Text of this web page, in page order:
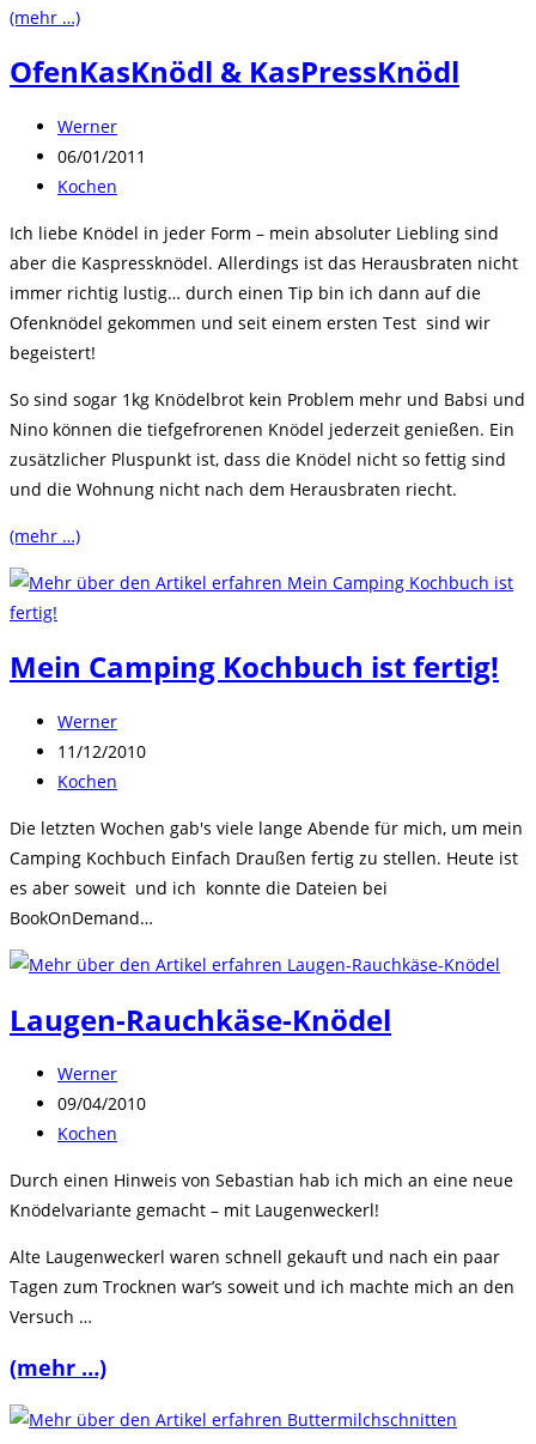
(mehr …)
OfenKasKnödl & KasPressKnödl
Beitrags-
Autor:
Werner
Beitrag
veröffentlicht:
06/01/2011
Beitrags-
Kochen
Ich liebe Knödel in jeder Form – mein absoluter Liebling sind
aber die Kaspressknödel. Allerdings ist das Herausbraten nicht
immer richtig lustig… durch einen Tip bin ich dann auf die
Ofenknödel gekommen und seit einem ersten Test sind wir
begeistert!
So sind sogar 1kg Knödelbrot kein Problem mehr und Babsi und
Nino können die tiefgefrorenen Knödel jederzeit genießen. Ein
zusätzlicher Pluspunkt ist, dass die Knödel nicht so fettig sind
und die Wohnung nicht nach dem Herausbraten riecht.
(mehr …)
Mein Camping Kochbuch ist fertig!
Beitrags-
Autor:
Werner
Beitrag
veröffentlicht:
11/12/2010
Beitrags-
Kochen
Die letzten Wochen gab's viele lange Abende für mich, um mein
Camping Kochbuch Einfach Draußen fertig zu stellen. Heute ist
es aber soweit und ich konnte die Dateien bei
BookOnDemand…
Laugen-Rauchkäse-Knödel
Beitrags-
Autor:
Werner
Beitrag
veröffentlicht:
09/04/2010
Beitrags-
Kochen
Durch einen Hinweis von Sebastian hab ich mich an eine neue
Knödelvariante gemacht – mit Laugenweckerl!
Alte Laugenweckerl waren schnell gekauft und nach ein paar
Tagen zum Trocknen war’s soweit und ich machte mich an den
Versuch …
(mehr …)